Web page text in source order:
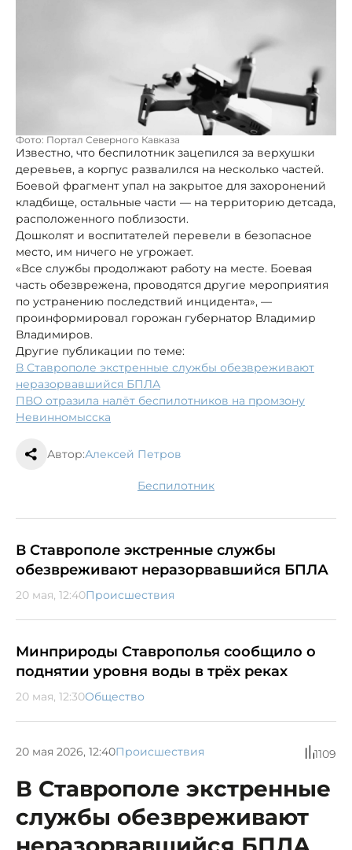
Фото: Портал Северного Кавказа
Известно, что беспилотник зацепился за верхушки
деревьев, а корпус развалился на несколько частей.
Боевой фрагмент упал на закрытое для захоронений
кладбище, остальные части — на территорию детсада,
расположенного поблизости.
Дошколят и воспитателей перевели в безопасное
место, им ничего не угрожает.
«Все службы продолжают работу на месте. Боевая
часть обезврежена, проводятся другие мероприятия
по устранению последствий инцидента», —
проинформировал горожан губернатор Владимир
Владимиров.
Другие публикации по теме:
В Ставрополе экстренные службы обезвреживают
неразорвавшийся БПЛА
ПВО отразила налёт беспилотников на промзону
Невинномысска
Автор:Алексей Петров
беспилотник
В Ставрополе экстренные службы
обезвреживают неразорвавшийся БПЛА
20 мая, 12:40Происшествия
Минприроды Ставрополья сообщило о
поднятии уровня воды в трёх реках
20 мая, 12:30Общество
20 мая 2026, 12:40Происшествия 1109
В Ставрополе экстренные
службы обезвреживают